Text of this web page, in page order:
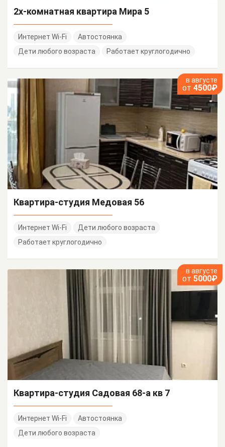
2х-комнатная квартира Мира 5
Интернет Wi-Fi
Автостоянка
Дети любого возраста
Работает круглогодично
в августе
от 4500₽
Квартира-студия Медовая 56
Интернет Wi-Fi
Дети любого возраста
Работает круглогодично
в августе
от 5000₽
Квартира-студия Садовая 68-а кв 7
Интернет Wi-Fi
Автостоянка
Дети любого возраста